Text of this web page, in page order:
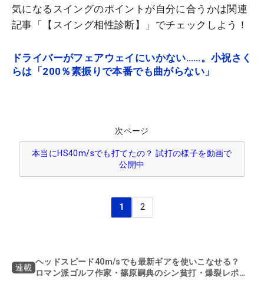
気になるスイングのポイントが自分に合うかは関連
記事「【スイング相性診断】」でチェックしよう！
ドライバーがフェアウェイにいかない……。小祝さく
らは「200％素振りで本番でも曲がらない」
次ページ
本当にHS40m/sでも打てたの？ 試打の様子を動画で
公開中
1 2
連載
ヘッドスピード40m/sでも最新ギアを使いこなせる？
ロマン派ゴルフ作家・篠原嗣典のシン貧打・爆裂レポー